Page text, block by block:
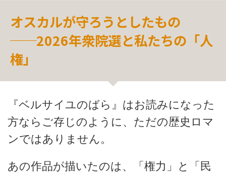
オスカルが守ろうとしたもの
──2026年衆院選と私たちの「人
権」
『ベルサイユのばら』はお読みになった
方ならご存じのように、ただの歴史ロマ
ンではありません。
あの作品が描いたのは、「権力」と「民